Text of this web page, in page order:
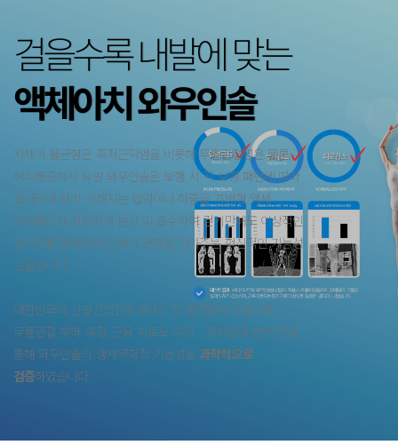
걸을수록 내발에 맞는
액체아치 와우인솔
자세의 불균형은 족저근막염을 비롯해 무릎관절염은 물론
허리통증까지 유발 와우인솔은 보행 시 각 보행 패턴에 따라
발바닥에 달리 가해지는 압력이나 하중을 가변형 액체
아치패드가 적정하게 분산 및 흡수하여 걷기만해도 이상적인
발아치를 형성하여 신체의 균형을 잡아주는 혁신적인 기능성
인솔입니다.
대한민국의 신발산업진흥센터의 3D 동작분석기법으로
무릎관절 부하 측정, 근육 피로도 측정 , 족저압력 분석 등을
통해 와우인솔의 생체역학적 기능성을 과학적으로
검증하였습니다.